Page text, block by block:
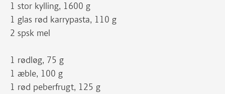
1 stor kylling, 1600 g
1 glas rød karrypasta, 110 g
2 spsk mel
1 rødløg, 75 g
1 æble, 100 g
1 rød peberfrugt, 125 g